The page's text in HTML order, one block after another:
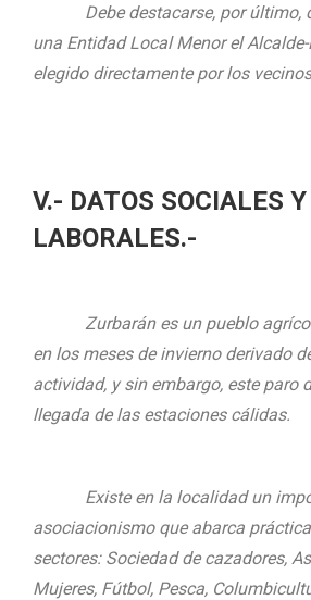
Debe destacarse, por último,
una Entidad Local Menor el
elegido directamente por los
V.- DATOS SOCIALES Y
LABORALES.-
Zurbarán es un pueblo
en los meses de invierno derivado
actividad, y sin embargo, este paro
llegada de las estaciones cálidas.
Existe en la localidad un
asociacionismo que abarca
sectores: Sociedad de cazadores,
Mujeres, Fútbol, Pesca,